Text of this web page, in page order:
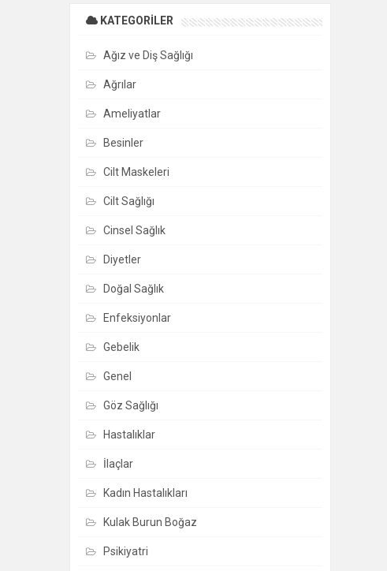
KATEGORILER
Ağız ve Diş Sağlığı
Ağrılar
Ameliyatlar
Besinler
Cilt Maskeleri
Cilt Sağlığı
Cinsel Sağlık
Diyetler
Doğal Sağlık
Enfeksiyonlar
Gebelik
Genel
Göz Sağlığı
Hastalıklar
İlaçlar
Kadın Hastalıkları
Kulak Burun Boğaz
Psikiyatri